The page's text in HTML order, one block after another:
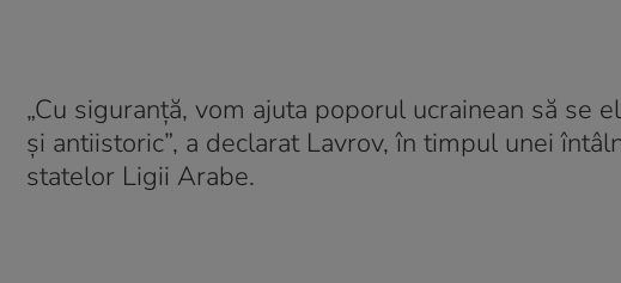
„Cu siguranţă, vom ajuta poporul ucrainean să
şi antiistoric”, a declarat Lavrov, în timpul unei
statelor Ligii Arabe.